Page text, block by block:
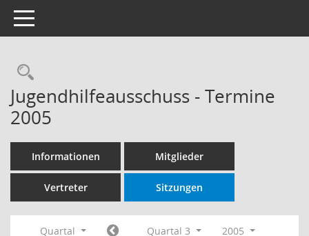
Toggle navigation
Rechercheauswahl
Jugendhilfeausschuss - Termine
2005
Informationen Mitglieder
Vertreter Sitzungen
Quartal Quartal 3
2005